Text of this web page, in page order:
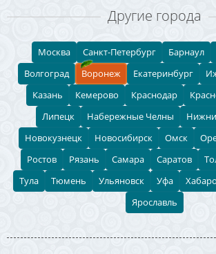
Другие города
Москва Санкт-Петербург Барнаул
Волгоград
Воронеж Екатеринбург
Казань
Кемерово Краснодар
Липецк
Набережные Челны
Новокузнецк
Новосибирск Омск
Ростов
Рязань Самара Саратов
Тула
Тюмень Ульяновск Уфа
Ярославль